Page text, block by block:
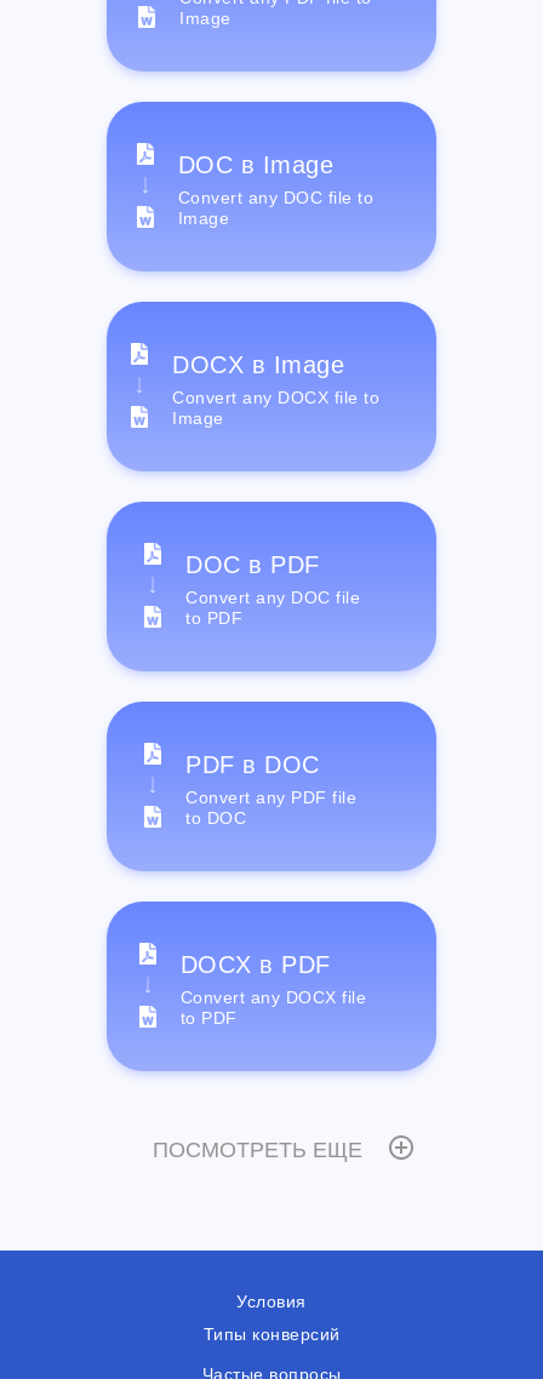
Image
DOC в Image
Convert any DOC file to
Image
DOCX в Image
Convert any DOCX file to
Image
DOC в PDF
Convert any DOC file
to PDF
PDF в DOC
Convert any PDF file
to DOC
DOCX в PDF
Convert any DOCX file
to PDF
ПОСМОТРЕТЬ ЕЩЕ
Условия
Типы конверсий
Частые вопросы